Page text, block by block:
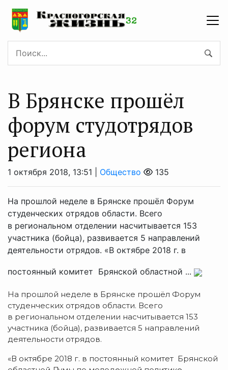
В Брянске прошёл
форум студотрядов
региона
1 октября 2018, 13:51 | Общество 135
На прошлой неделе в Брянске прошёл Форум
студенческих отрядов области. Всего
в региональном отделении насчитывается 153
участника (бойца), развивается 5 направлений
деятельности отрядов. «В октябре 2018 г. в
постоянный комитет Брянской областной ...
На прошлой неделе в Брянске прошёл Форум
студенческих отрядов области. Всего
в региональном отделении насчитывается 153
участника (бойца), развивается 5 направлений
деятельности отрядов.
«В октябре 2018 г. в постоянный комитет Брянской